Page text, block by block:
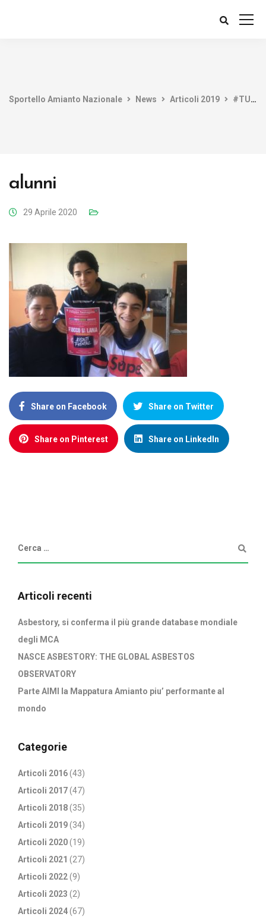
Sportello Amianto Nazionale News Articoli 2019 #TUTTIUNITICONTROLAMIANTO 2019 “Vincono i ragazzi, la scuola e la speranza”
alunni
29 Aprile 2020
Share on Facebook Share on Twitter
Share on Pinterest Share on LinkedIn
Articoli recenti
Asbestory, si conferma il più grande database mondiale
degli MCA
NASCE ASBESTORY: THE GLOBAL ASBESTOS
OBSERVATORY
Parte AIMI la Mappatura Amianto piu’ performante al
mondo
Categorie
Articoli 2016(43)
Articoli 2017(47)
Articoli 2018(35)
Articoli 2019(34)
Articoli 2020(19)
Articoli 2021 (27)
Articoli 2022(9)
Articoli 2023 (2)
Articoli 2024(67)